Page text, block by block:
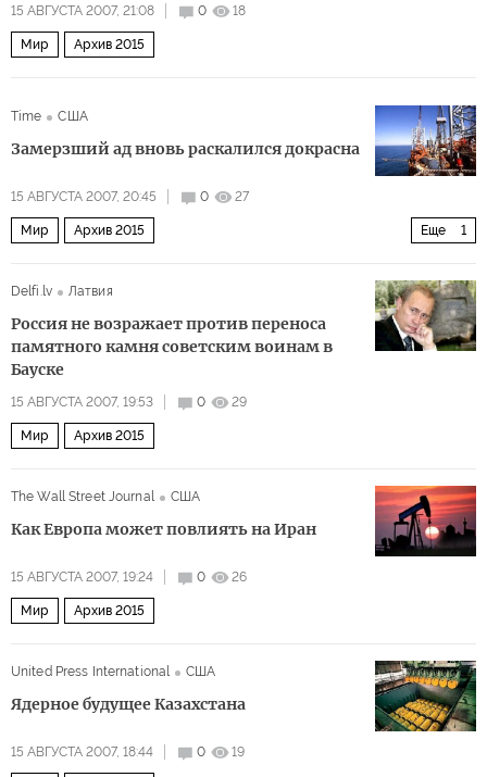
15 АВГУСТА 2007, 21:08 0 18
Мир Архив 2015
Time США
Замерзший ад вновь раскалился докрасна
15 АВГУСТА 2007, 20:45 0 27
Еще 1
Мир Архив 2015
Delfi.lv
Латвия
Россия не возражает против переноса
памятного камня советским воинам в
Бауске
15 АВГУСТА 2007, 19:53 0 29
Мир Архив 2015
The Wall Street Journal США
Как Европа может повлиять на Иран
15 АВГУСТА 2007, 19:24 0 26
Мир Архив 2015
United Press International США
Ядерное будущее Казахстана
15 АВГУСТА 2007, 18:44 0 19